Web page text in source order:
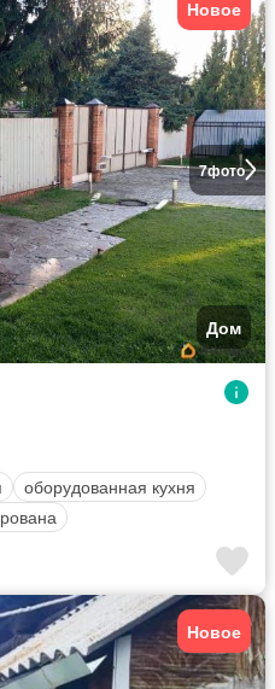
7фото
Новое
Дом
оборудованная кухня
Новое